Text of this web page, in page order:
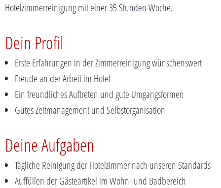
Hotelzimmerreinigung mit einer 35 Stunden Woche.
Dein Profil
Erste Erfahrungen in der Zimmerreinigung wünschenswert
Freude an der Arbeit im Hotel
Ein freundliches Auftreten und gute Umgangsformen
Gutes Zeitmanagement und Selbstorganisation
Deine Aufgaben
Tägliche Reinigung der Hotelzimmer nach unseren Standards
Auffüllen der Gästeartikel im Wohn- und Badbereich